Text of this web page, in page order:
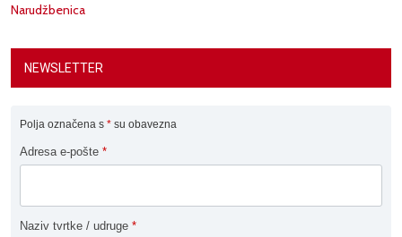
Narudžbenica
NEWSLETTER
Polja označena s * su obavezna
Adresa e-pošte *
Naziv tvrtke / udruge *